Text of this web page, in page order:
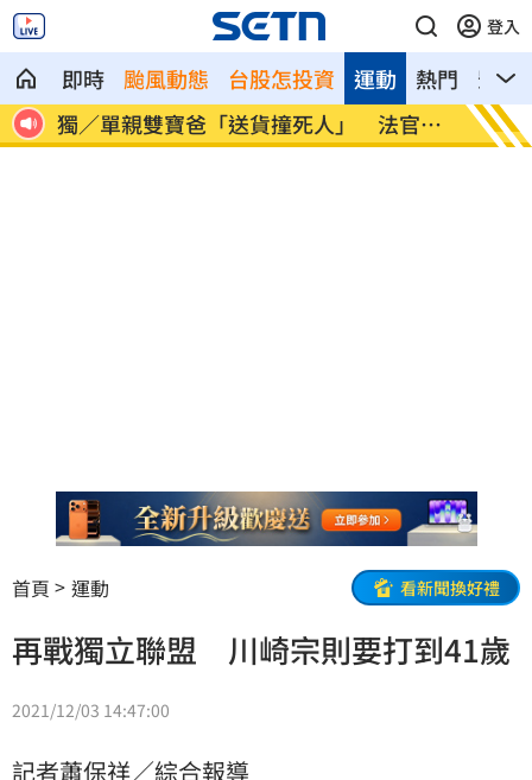
登入
即時 颱風動態 台股怎投資 熱門 影音
運動
開
蔣萬安4年前嗆陳時中！網瘋朝聖舊文開酸
史上
評
首頁 運動 看新聞換好禮
再戰獨立聯盟 川崎宗則要打到41歲
2021/12/03 14:47:00
記者蕭保祥／綜合報導